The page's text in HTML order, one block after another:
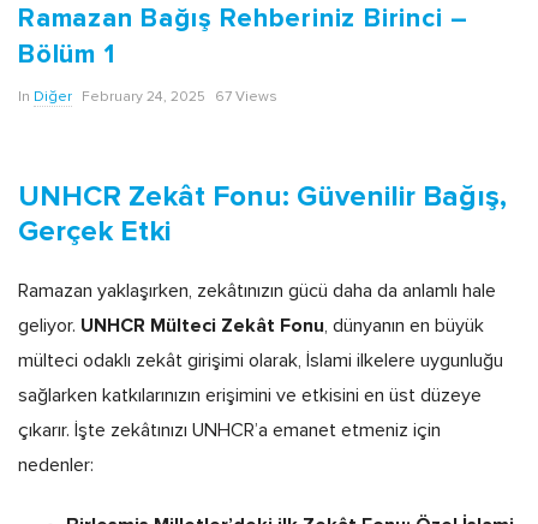
o
g
Ramazan Bağış Rehberiniz Birinci –
Bölüm 1
In Diğer February 24, 2025 67 Views
UNHCR Zekât Fonu: Güvenilir Bağış,
Gerçek Etki
Ramazan yaklaşırken, zekâtınızın gücü daha da anlamlı hale
geliyor. UNHCR Mülteci Zekât Fonu , dünyanın en büyük
mülteci odaklı zekât girişimi olarak, İslami ilkelere uygunluğu
sağlarken katkılarınızın erişimini ve etkisini en üst düzeye
çıkarır. İşte zekâtınızı UNHCR’a emanet etmeniz için
nedenler: